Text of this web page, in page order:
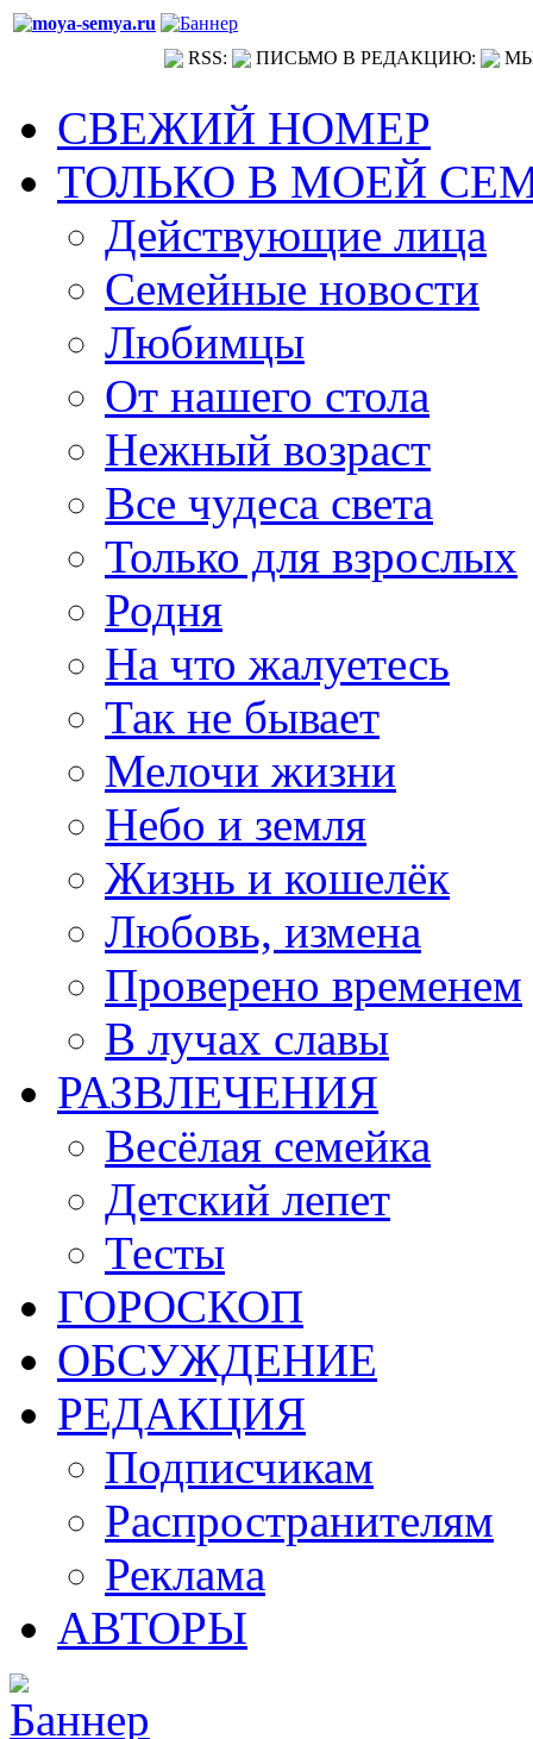
RSS: ПИСЬМО В РЕДАКЦИЮ:
СВЕЖИЙ НОМЕР
ТОЛЬКО В МОЕЙ
Действующие лица
Семейные новости
Любимцы
От нашего стола
Нежный возраст
Все чудеса света
Только для взрослых
Родня
На что жалуетесь
Так не бывает
Мелочи жизни
Небо и земля
Жизнь и кошелёк
Любовь, измена
Проверено временем
В лучах славы
РАЗВЛЕЧЕНИЯ
Весёлая семейка
Детский лепет
Тесты
ГОРОСКОП
ОБСУЖДЕНИЕ
РЕДАКЦИЯ
Подписчикам
Распространителям
Реклама
АВТОРЫ